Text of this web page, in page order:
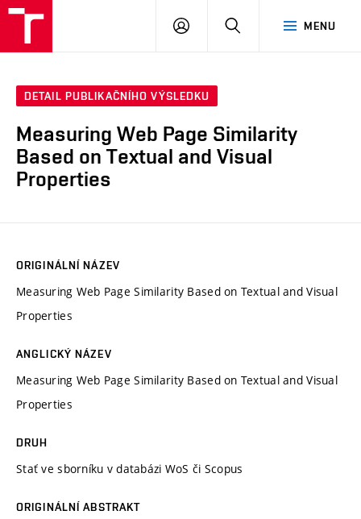
MENU
PŘIHLÁSIT
DETAIL PUBLIKAČNÍHO VÝSLEDKU
Measuring Web Page Similarity
Based on Textual and Visual
Properties
ORIGINÁLNÍ NÁZEV
Measuring Web Page Similarity Based on Textual and Visual
Properties
ANGLICKÝ NÁZEV
Measuring Web Page Similarity Based on Textual and Visual
Properties
DRUH
Stať ve sborníku v databázi WoS či Scopus
ORIGINÁLNÍ ABSTRAKT